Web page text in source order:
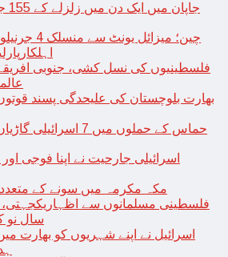
فلسطینیوں کی نسل کشی، جنوبی
بھارت بلوچستان کی علیحدگی پسند
اسرائیلی جارحیت نے اپنا فوجی
مکہ مکرمہ میں سونے کے متعدد
فلسطینی مسلمانوں سے
سال نو
اسرائیل نے اپنے شہریوں کو بھارت